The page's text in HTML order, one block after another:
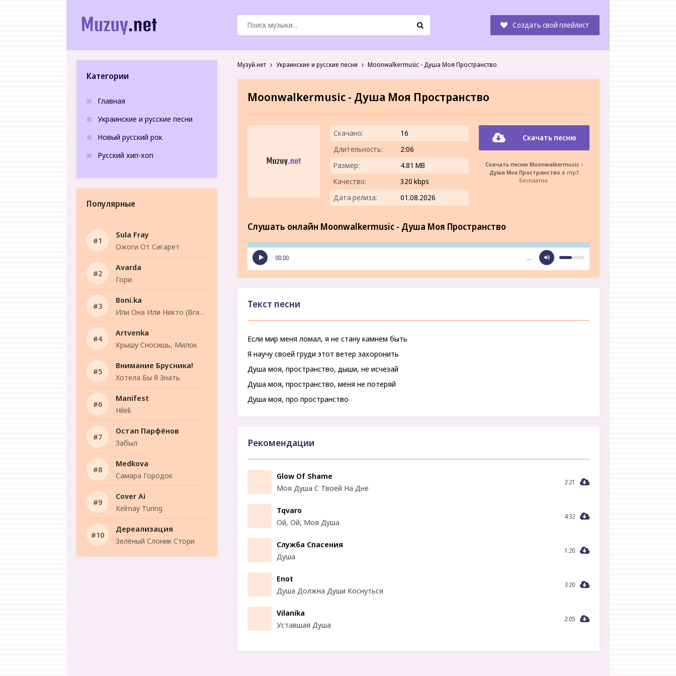
Создать свой плейлист
Категории
Главная
Украинские и русские песни
Новый русский рок
Русский хип-хоп
Популярные
Sula Fray
Ожоги От Сигарет
Avarda
Гори
Boni.ka
Или Она Или Никто (Brazil Funk Remix)
Artvenka
Крышу Сносишь, Милок
Внимание Брусника!
Хотела Бы Я Знать
Manifest
Hileli
Остап Парфёнов
Забыл
Medkova
Самара Городок
Cover Ai
Kelmay Turing
Дереализация
Зелёный Слоник Стори
Музуй.нет Украинские и русские песни Moonwalkermusic - Душа Моя Пространство
Moonwalkermusic - Душа Моя Пространство
Скачано:
16
Длительность:
2:06
Размер:
4.81 MB
Качество:
320 kbps
Дата релиза:
01.08.2026
Скачать песню
Скачать песню Moonwalkermusic -
Душа Моя Пространство в mp3
бесплатно.
Слушать онлайн Moonwalkermusic - Душа Моя Пространство
00:00 …
Текст песни
Если мир меня ломал, я не стану камнем быть
Я научу своей груди этот ветер захоронить
Душа моя, пространство, дыши, не исчезай
Душа моя, пространство, меня не потеряй
Душа моя, про пространство
Рекомендации
Glow Of Shame
Моя Душа С Твоей На Дне
2:21
Tqvaro
Ой, Ой, Моя Душа
4:32
Служба Спасения
Душа
1:20
Enot
Душа Должна Души Коснуться
3:20
Vilanika
Уставшая Душа
2:05